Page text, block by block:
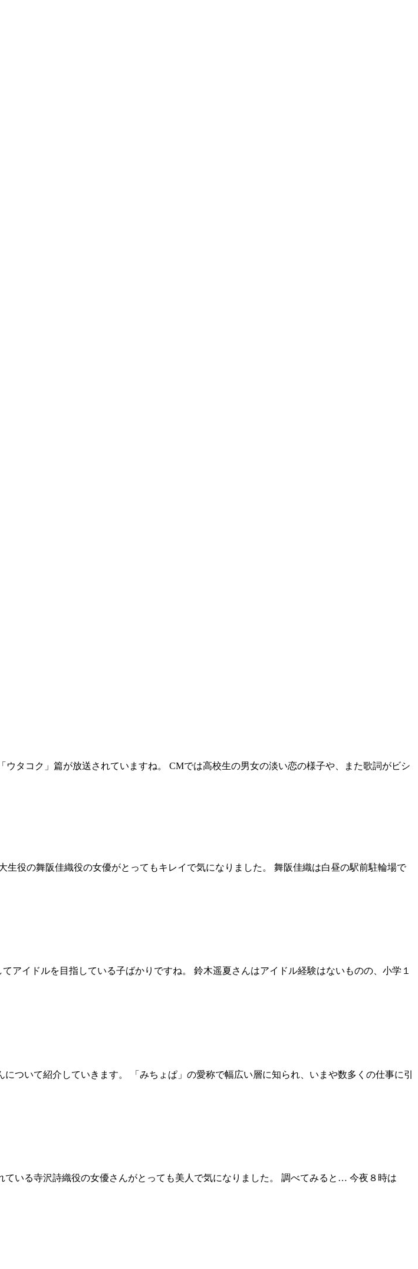
タコク」篇が放送されていますね。 CMでは高校生の男女の淡い恋の様子や、また歌詞がビシ
役の舞阪佳織役の女優がとってもキレイで気になりました。 舞阪佳織は白昼の駅前駐輪場で
アイドルを目指している子ばかりですね。 鈴木遥夏さんはアイドル経験はないものの、小学１
ついて紹介していきます。 「みちょぱ」の愛称で幅広い層に知られ、いまや数多くの仕事に引
いる寺沢詩織役の女優さんがとっても美人で気になりました。 調べてみると… 今夜８時は